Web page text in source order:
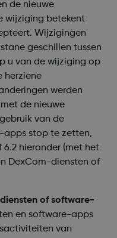
de nieuwe
wijziging betekent
Wijzigingen
geschillen tussen
u van de wijziging op
herziene
werden
de nieuwe
van de
apps stop te zetten,
hieronder (met het
DexCom-diensten of
of software-
en software-apps
van